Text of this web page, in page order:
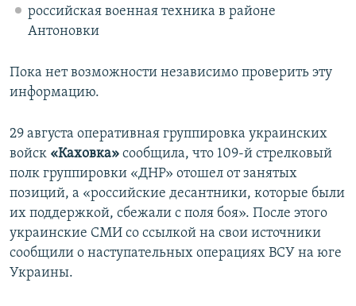
российская военная техника в районе
Антоновки
Пока нет возможности независимо проверить эту
информацию.
29 августа оперативная группировка украинских
войск «Каховка» сообщила, что 109-й стрелковый
полк группировки «ДНР» отошел от занятых
позиций, а «российские десантники, которые были
их поддержкой, сбежали с поля боя». После этого
украинские СМИ со ссылкой на свои источники
сообщили о наступательных операциях ВСУ на юге
Украины.